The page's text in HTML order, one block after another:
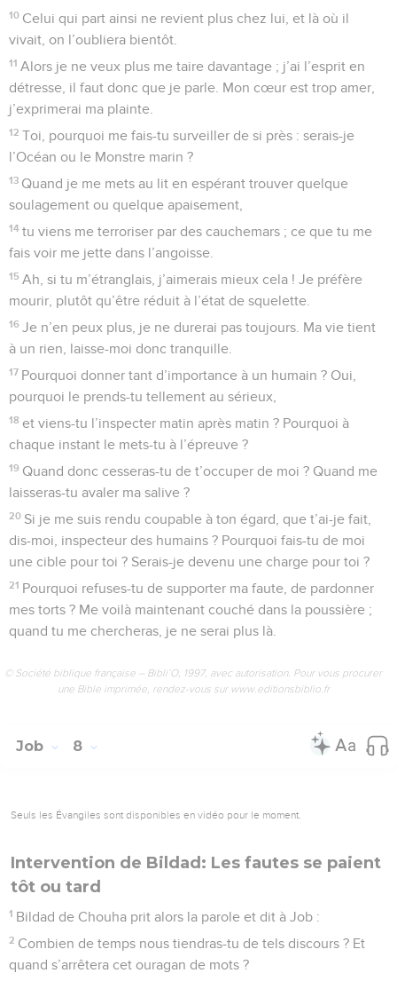
10 Celui qui part ainsi ne revient plus chez lui, et là où il
vivait, on l’oubliera bientôt.
11 Alors je ne veux plus me taire davantage ; j’ai l’esprit en
détresse, il faut donc que je parle. Mon cœur est trop amer,
j’exprimerai ma plainte.
12 Toi, pourquoi me fais-tu surveiller de si près : serais-je
l’Océan ou le Monstre marin ?
13 Quand je me mets au lit en espérant trouver quelque
soulagement ou quelque apaisement,
14 tu viens me terroriser par des cauchemars ; ce que tu me
fais voir me jette dans l’angoisse.
15 Ah, si tu m’étranglais, j’aimerais mieux cela ! Je préfère
mourir, plutôt qu’être réduit à l’état de squelette.
16 Je n’en peux plus, je ne durerai pas toujours. Ma vie tient
à un rien, laisse-moi donc tranquille.
17 Pourquoi donner tant d’importance à un humain ? Oui,
pourquoi le prends-tu tellement au sérieux,
18 et viens-tu l’inspecter matin après matin ? Pourquoi à
chaque instant le mets-tu à l’épreuve ?
19 Quand donc cesseras-tu de t’occuper de moi ? Quand me
laisseras-tu avaler ma salive ?
20 Si je me suis rendu coupable à ton égard, que t’ai-je fait,
dis-moi, inspecteur des humains ? Pourquoi fais-tu de moi
une cible pour toi ? Serais-je devenu une charge pour toi ?
21 Pourquoi refuses-tu de supporter ma faute, de pardonner
mes torts ? Me voilà maintenant couché dans la poussière ;
quand tu me chercheras, je ne serai plus là.
© Société biblique française – Bibli’O, 1997, avec autorisation. Pour vous procurer
une Bible imprimée, rendez-vous sur www.editionsbiblio.fr
Job 8
Seuls les Évangiles sont disponibles en vidéo pour le moment.
Intervention de Bildad: Les fautes se paient
tôt ou tard
1 Bildad de Chouha prit alors la parole et dit à Job :
2 Combien de temps nous tiendras-tu de tels discours ? Et
quand s’arrêtera cet ouragan de mots ?